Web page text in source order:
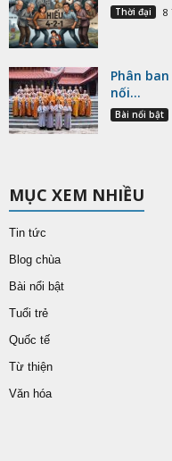
Thời đại 8
Phân
nối...
Bài nổi bật
MỤC XEM NHIỀU
Tin tức
Blog chùa
Bài nổi bật
Tuổi trẻ
Quốc tế
Từ thiện
Văn hóa